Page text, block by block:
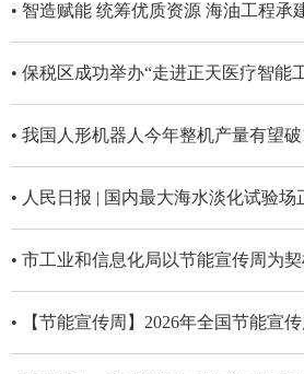
• 保税区成功举办“走进正天医疗智能
• 我国人形机器人今年整机产量有望破